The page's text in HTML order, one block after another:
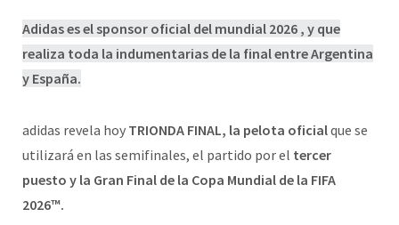
Adidas es el sponsor oficial del mundial 2026 , y que
realiza toda la indumentarias de la final entre Argentina
y España.
adidas revela hoy TRIONDA FINAL, la pelota oficialque se
utilizará en las semifinales, el partido por el tercer
puesto y la Gran Final de la Copa Mundial de la FIFA
2026™.